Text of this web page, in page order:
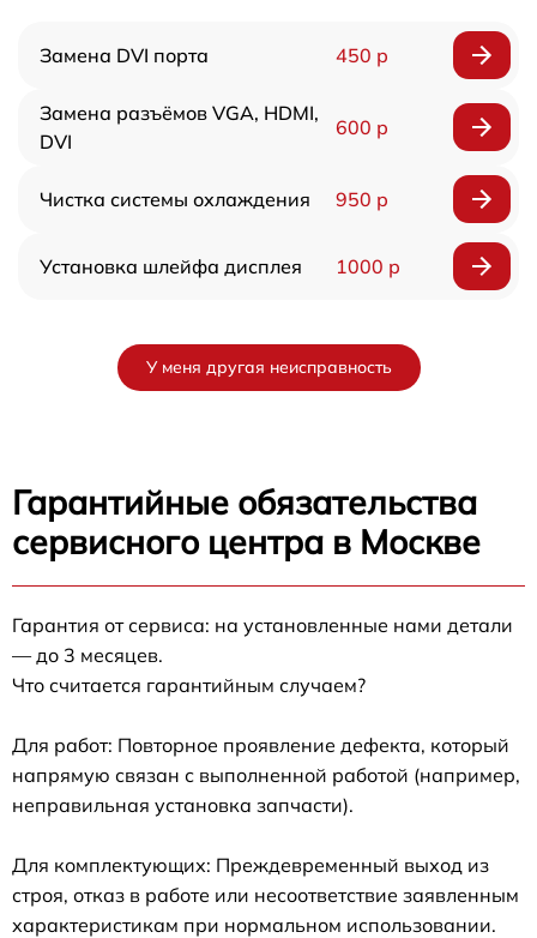
Замена DVI порта 450 р
Замена разъёмов VGA, HDMI,
DVI
600 р
Чистка системы охлаждения 950 р
Установка шлейфа дисплея 1000 р
У меня другая неисправность
Гарантийные обязательства
сервисного центра в Москве
Гарантия от сервиса: на установленные нами детали
— до 3 месяцев.
Что считается гарантийным случаем?
Для работ: Повторное проявление дефекта, который
напрямую связан с выполненной работой (например,
неправильная установка запчасти).
Для комплектующих: Преждевременный выход из
строя, отказ в работе или несоответствие заявленным
характеристикам при нормальном использовании.